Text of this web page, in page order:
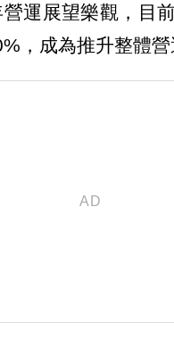
運展望樂觀，目
，成為推升整體營